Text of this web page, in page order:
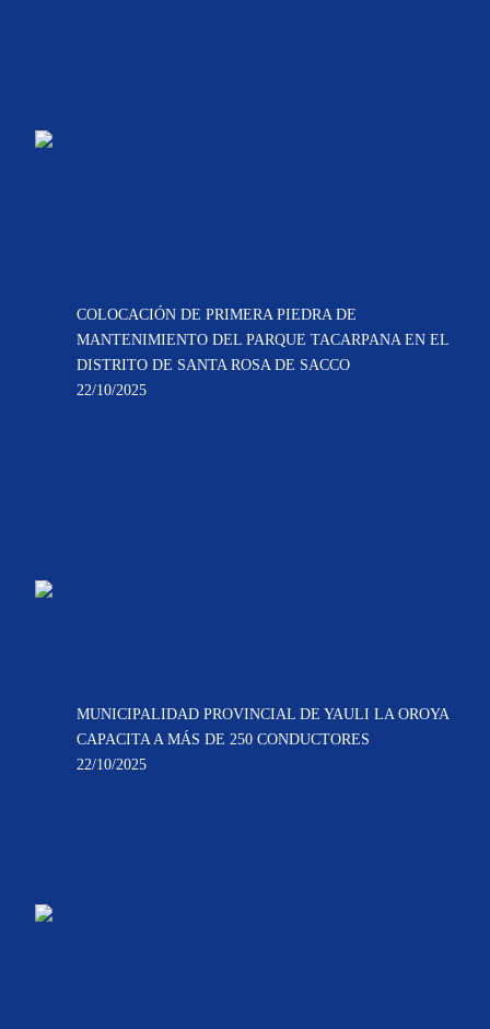
COLOCACIÓN DE PRIMERA PIEDRA DE
MANTENIMIENTO DEL PARQUE TACARPANA EN EL
DISTRITO DE SANTA ROSA DE SACCO
22/10/2025
MUNICIPALIDAD PROVINCIAL DE YAULI LA OROYA
CAPACITA A MÁS DE 250 CONDUCTORES
22/10/2025